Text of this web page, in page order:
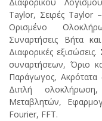
Διαφορικού
Taylor, Σειρές Taylor
Ορισμένο
Συναρτήσεις Βήτα
Διαφορικές
συναρτήσεων, Όριο
Παράγωγος,
Διπλή
Μεταβλητών,
Fourier, FFT.